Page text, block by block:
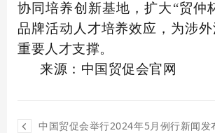
协同培养创新基地，扩大“贸仲
品牌活动人才培养效应，为涉
重要人才支撑。
来源：中国贸促会官网
中国贸促会举行2024年5月例行新闻发